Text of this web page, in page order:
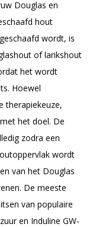
Douglas en
hout
wordt, is
of larikshout
het wordt
Hoewel
therapiekeuze,
het doel. De
zodra een
wordt
van het Douglas
De meeste
van populaire
en Induline GW-